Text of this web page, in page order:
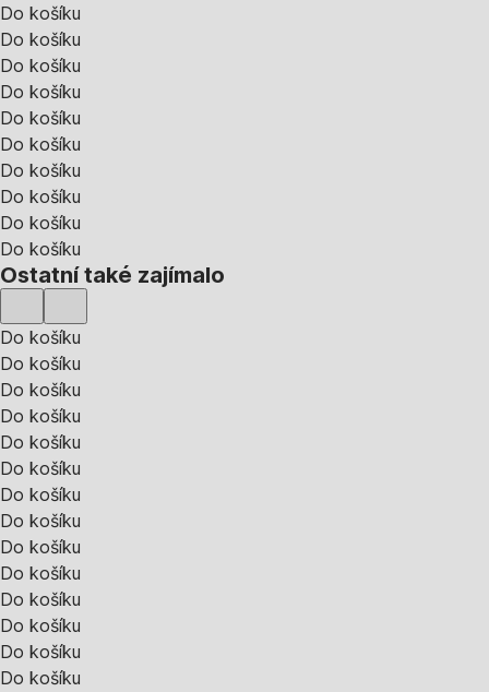
Do košíku
Do košíku
Do košíku
Do košíku
Do košíku
Do košíku
Do košíku
Do košíku
Do košíku
Do košíku
Ostatní také zajímalo
Do košíku
Do košíku
Do košíku
Do košíku
Do košíku
Do košíku
Do košíku
Do košíku
Do košíku
Do košíku
Do košíku
Do košíku
Do košíku
Do košíku